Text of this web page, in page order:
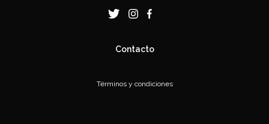
Contacto
Términos y condiciones